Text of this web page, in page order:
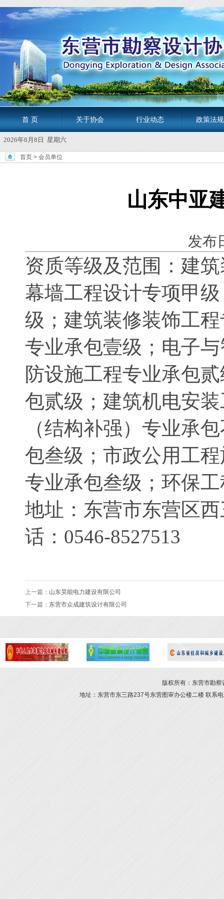
首 页 关于协会 行业动态 政策法规
2026年8月8日 星期六
首页 > 会员单位
山东中亚
发布
资质等级及范围：建
幕墙工程设计专项甲
级；建筑装修装饰工
专业承包壹级；电子
防设施工程专业承包
包贰级；建筑机电安
（结构补强）专业承
包叁级；市政公用工
专业承包叁级；环保
地址：东营市东营区
话：0546-8527513
上一篇： 山东昊能电力建设有限公司
下一篇： 东营市众成建筑设计有限公司
版权所有：东营市勘
地址：东营市东三路237号东营图审办公楼二楼 联系